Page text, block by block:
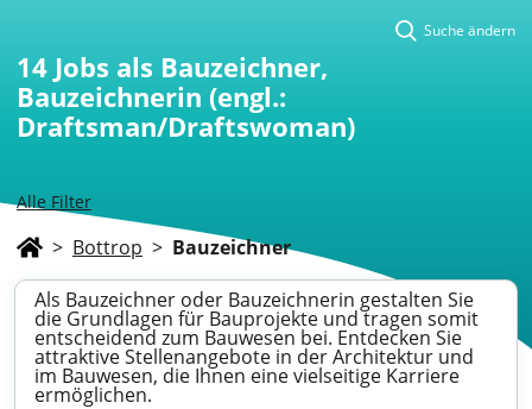
Alle Filter
Suche ändern
14 Jobs als Bauzeichner,
Bauzeichnerin (engl.:
Draftsman/Draftswoman)
> Bottrop > Bauzeichner
Als Bauzeichner oder Bauzeichnerin gestalten Sie
die Grundlagen für Bauprojekte und tragen somit
entscheidend zum Bauwesen bei. Entdecken Sie
attraktive Stellenangebote in der Architektur und
im Bauwesen, die Ihnen eine vielseitige Karriere
ermöglichen.